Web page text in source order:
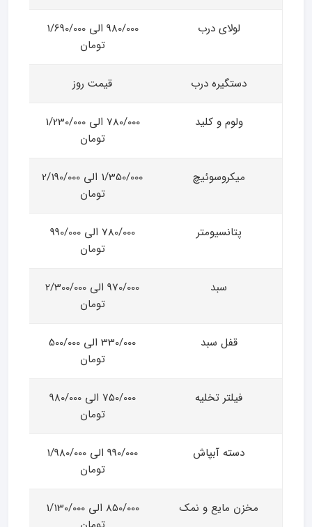
لولای درب
980/000 الی 1/690/000
تومان
دستگیره درب قیمت روز
ولوم و کلید
780/000 الی 1/230/000
تومان
میکروسوئیچ
1/350/000 الی 2/190/000
تومان
پتانسیومتر
780/000 الی 990/000
تومان
سبد
970/000 الی 2/300/000
تومان
قفل سبد
330/000 الی 500/000
تومان
فیلتر تخلیه
750/000 الی 980/000
تومان
دسته آبپاش
990/000 الی 1/980/000
تومان
مخزن مایع و نمک
850/000 الی 1/130/000